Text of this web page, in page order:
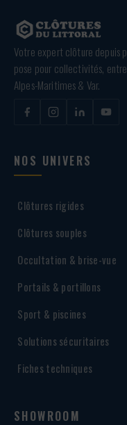
Votre expert clôture depuis
pose pour collectivités,
Alpes-Maritimes & Var.
NOS UNIVERS
Clôtures rigides
Clôtures souples
Occultation & brise-vue
Portails & portillons
Sport & piscines
Solutions sécuritaires
Fiches techniques
SHOWROOM